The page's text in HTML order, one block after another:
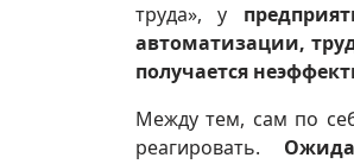
труда», у
автоматизации,
получается
Между тем, сам по
реагировать.